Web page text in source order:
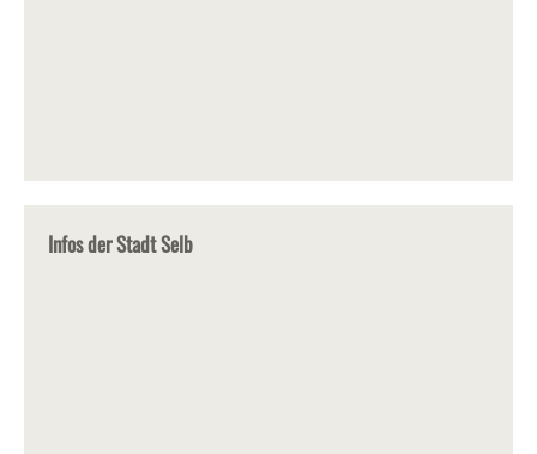
Infos der Stadt Selb